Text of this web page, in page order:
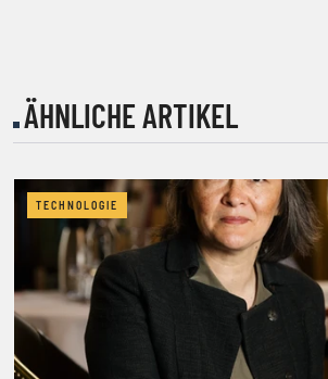
ÄHNLICHE ARTIKEL
TECHNOLOGIE